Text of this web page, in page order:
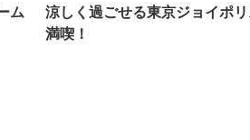
ム
涼しく過ごせる東京ジョイポ
満喫！